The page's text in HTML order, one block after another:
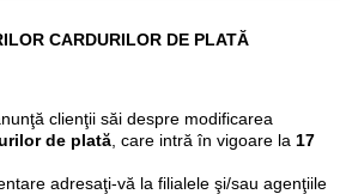
CARDURILOR DE PLATĂ
clienţii săi despre modificarea
de plată , care intră în vigoare la 17
adresaţi-vă la filialele şi/sau agenţiile